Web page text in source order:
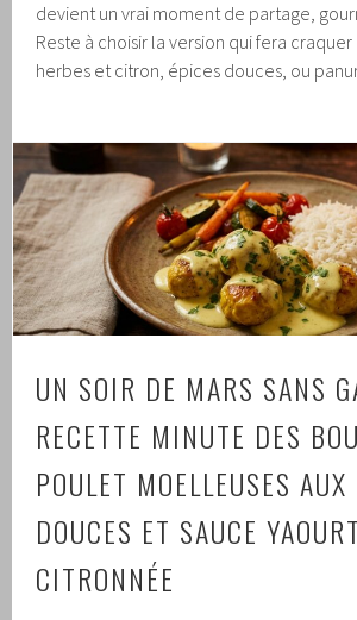
devient un vrai moment de partage,
Reste à choisir la version qui fera
herbes et citron, épices douces, ou
UN SOIR DE MARS SANS
RECETTE MINUTE DES
POULET MOELLEUSES
DOUCES ET SAUCE YAOURT
CITRONNÉE